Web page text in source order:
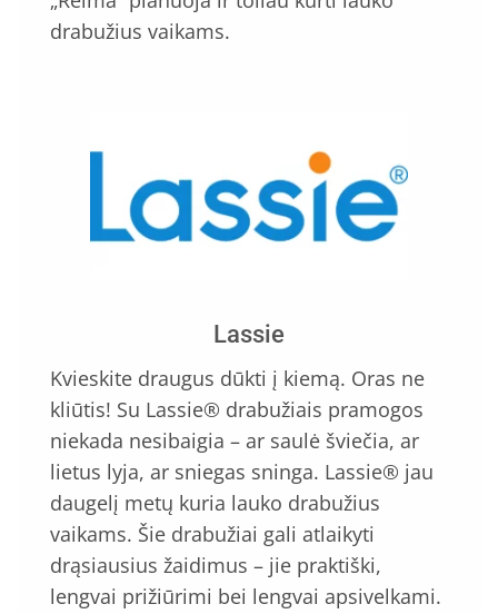
drabužius vaikams.
Lassie
Kvieskite draugus dūkti į kiemą. Oras ne
kliūtis! Su Lassie® drabužiais pramogos
niekada nesibaigia – ar saulė šviečia, ar
lietus lyja, ar sniegas sninga. Lassie® jau
daugelį metų kuria lauko drabužius
vaikams. Šie drabužiai gali atlaikyti
drąsiausius žaidimus – jie praktiški,
lengvai prižiūrimi bei lengvai apsivelkami.